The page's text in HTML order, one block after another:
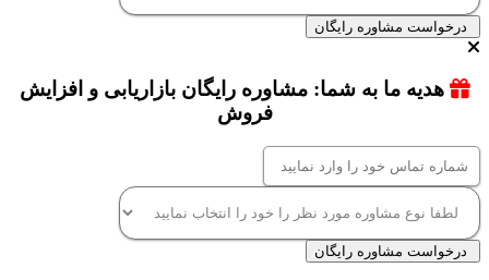
درخواست مشاوره رایگان
هدیه ما به شما: مشاوره رایگان بازاریابی و افزایش
فروش
درخواست مشاوره رایگان